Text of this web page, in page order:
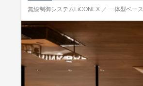
無線制御システムLiCONEX ／ 一体型ベー